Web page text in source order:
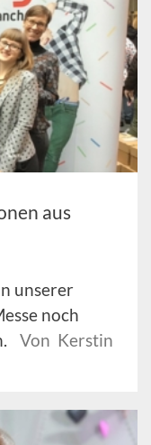
aus
unserer
noch
Von Kerstin